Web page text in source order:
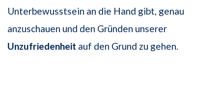
Unterbewusstsein an die Hand gibt, genau
anzuschauen und den Gründen unserer
Unzufriedenheit auf den Grund zu gehen.